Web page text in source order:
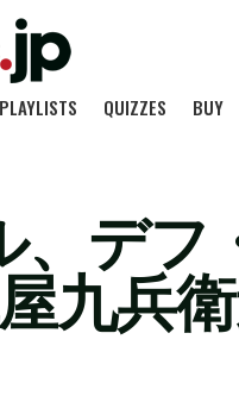
PLAYLISTS QUIZZES BUY
デフ
九兵